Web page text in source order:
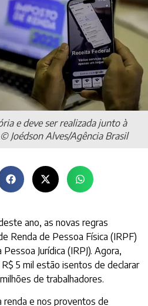
e deve ser realizada junto à
Joédson Alves/Agência Brasil
ano, as novas regras
Renda de Pessoa Física (IRPF)
Jurídica (IRPJ). Agora,
5 mil estão isentos de declarar
de trabalhadores.
renda e nos proventos de